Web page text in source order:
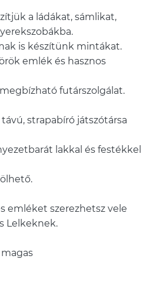
a ládákat, sámlikat,
is készítünk mintákat.
emlék és hasznos
futárszolgálat.
strapabíró játszótársa
lakkal és festékkel
emléket szerezhetsz vele
Lelkeknek.